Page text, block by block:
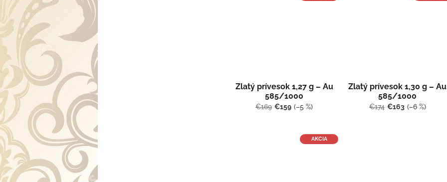
Zlatý prívesok 1,27 g – Au
585/1000
€169 €159 (–5 %)
Zlatý prívesok 1,30 g – Au
585/1000
€174 €163 (–6 %)
AKCIA